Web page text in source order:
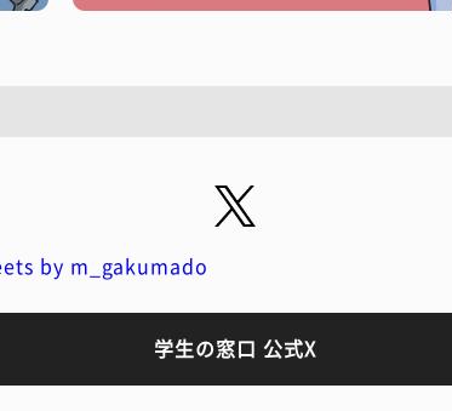
by m_gakumado
学生の窓口 公式X